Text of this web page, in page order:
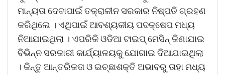
ମାନ୍ୟତା ଦେବାପାଇଁ ତକ୍ରାଳୀନ ସରକାର ନିଷ୍ପତି ଗ୍ରହଣ
କରିଥିଲେ । ଏଥିପାଇଁ ଆବଶ୍ୟକୀୟ ପଦକ୍ଷେପ ମଧ୍ୟ
ନିଆଯାଇଥିଲା । ଏପରିକି ଓଡିଆ ଟାଇପ୍ ମେସିନ୍ କିଣାଯାଇ
ବିଭିନ୍ନ ସରକାରୀ କାର୍ଯ୍ୟାଳୟକୁ ଯୋଗାଇ ଦିଆଯାଇଥିଲା
। କିନ୍ତୁ ଆନ୍ତରିକତା ଓ ଇଚ୍ଛାଶକ୍ତି ଅଭାବରୁ ତାହା ମଧ୍ୟ